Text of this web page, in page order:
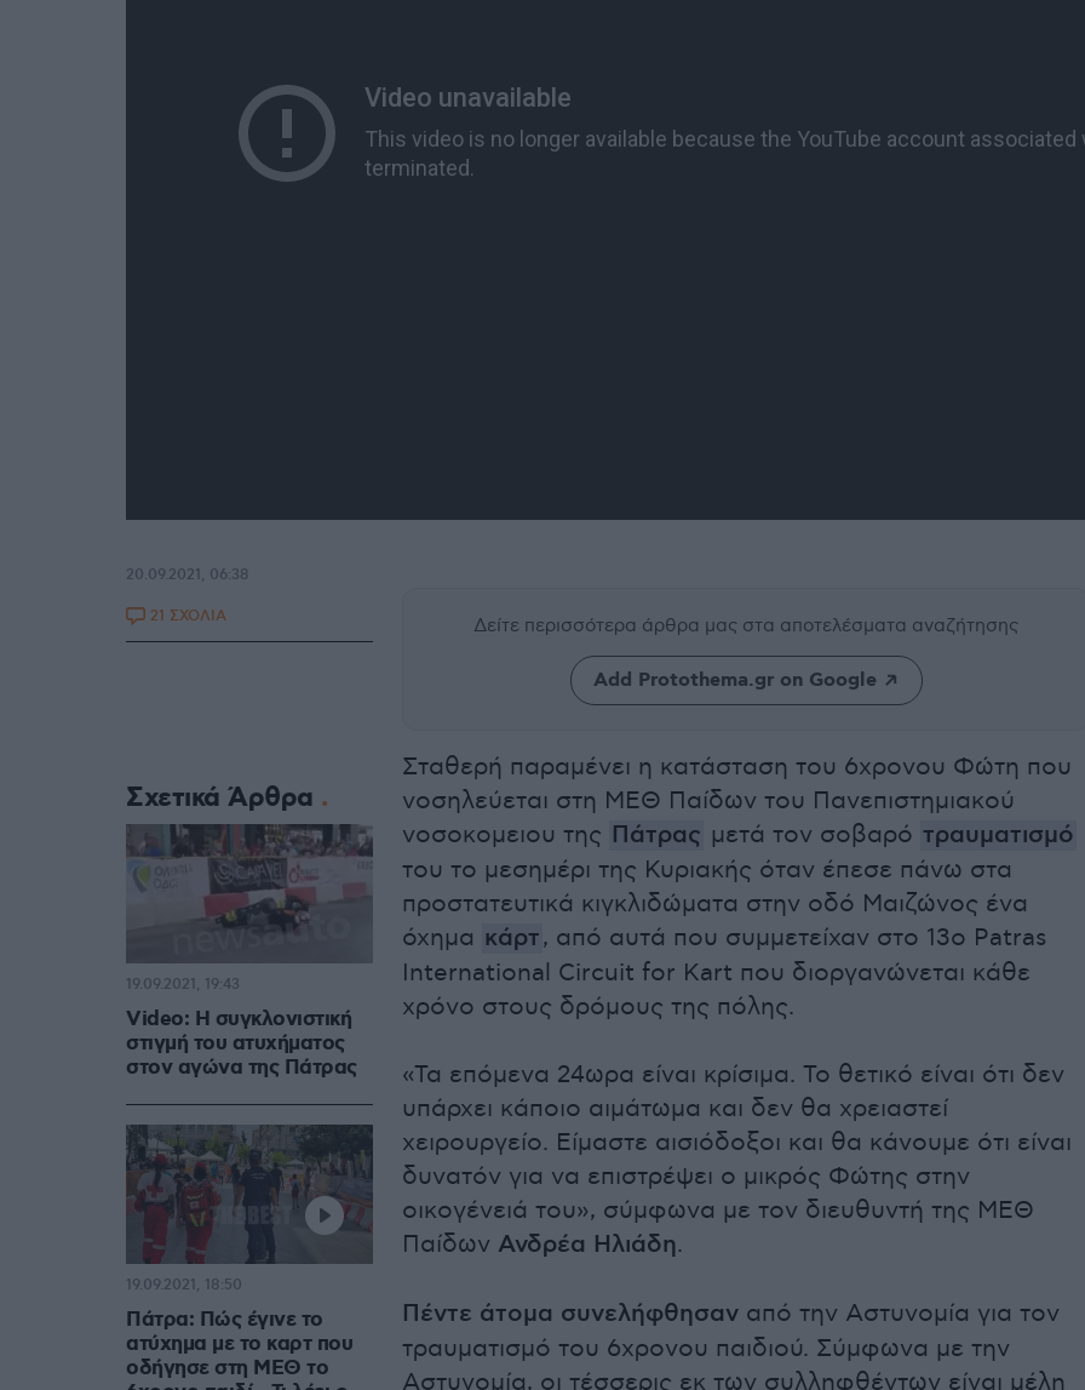
Δείτε περισσότερα άρθρα μας στα αποτελέσματα αναζήτησης
Add Protothema.gr on Google
Σταθερή παραμένει η κατάσταση του 6χρονου Φώτη που
νοσηλεύεται στη ΜΕΘ Παίδων του Πανεπιστημιακού
νοσοκομειου της Πάτρας μετά τον σοβαρό τραυματισμό
του το μεσημέρι της Κυριακής όταν έπεσε πάνω στα
προστατευτικά κιγκλιδώματα στην οδό Μαιζώνος ένα
όχημα κάρτ, από αυτά που συμμετείχαν στο 13ο Patras
International Circuit for Kart που διοργανώνεται κάθε
χρόνο στους δρόμους της πόλης.
«Τα επόμενα 24ωρα είναι κρίσιμα. Το θετικό είναι ότι δεν
υπάρχει κάποιο αιμάτωμα και δεν θα χρειαστεί
χειρουργείο. Είμαστε αισιόδοξοι και θα κάνουμε ότι είναι
δυνατόν για να επιστρέψει ο μικρός Φώτης στην
οικογένειά του», σύμφωνα με τον διευθυντή της ΜΕΘ
Παίδων Ανδρέα Ηλιάδη.
Πέντε άτομα συνελήφθησαν από την Αστυνομία για τον
τραυματισμό του 6χρονου παιδιού. Σύμφωνα με την
Αστυνομία, οι τέσσερις εκ των συλληφθέντων είναι μέλη
20.09.2021, 06:38
21 ΣΧΟΛΙΑ
Σχετικά Άρθρα
Video: Η συγκλονιστική
στιγμή του ατυχήματος
στον αγώνα της Πάτρας
19.09.2021, 19:43
Πάτρα: Πώς έγινε το
ατύχημα με το καρτ που
οδήγησε στη ΜΕΘ το
19.09.2021, 18:50